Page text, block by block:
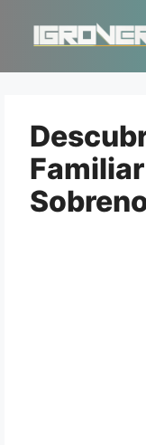
conteúdo